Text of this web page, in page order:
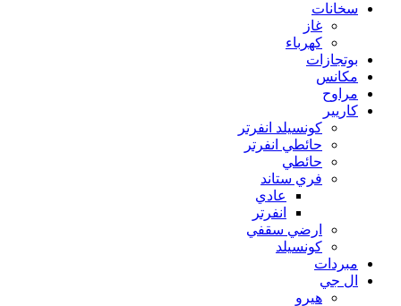
سخانات
غاز
كهرباء
بوتجازات
مكانس
مراوح
كاريير
كونسيلد انفرتر
حائطي انفرتر
حائطي
فري ستاند
عادي
انفرتر
ارضي سقفي
كونسيلد
مبردات
ال جي
هيرو